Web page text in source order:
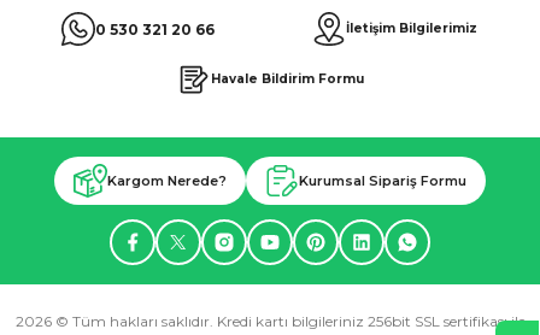
0 530 321 20 66 İletişim Bilgilerimiz
Havale Bildirim Formu
Kargom Nerede? Kurumsal Sipariş Formu
2026 © Tüm hakları saklıdır. Kredi kartı bilgileriniz 256bit SSL sertifikası ile